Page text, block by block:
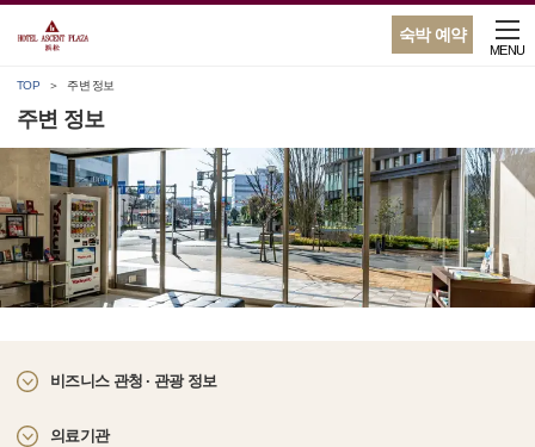
숙박 예약
MENU
TOP 주변 정보
주변 정보
비즈니스 관청 · 관광 정보
의료기관